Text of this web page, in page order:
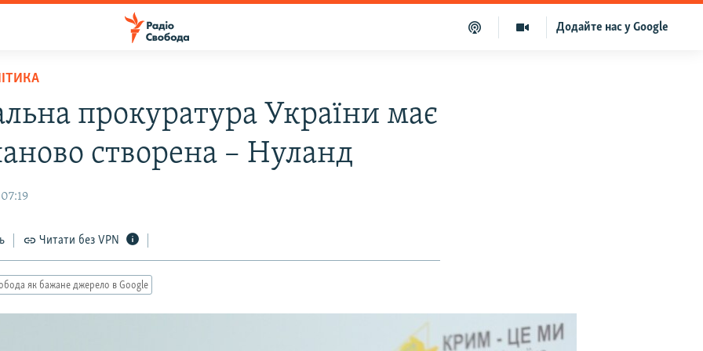
Додайте нас у Google
прокуратура України має
створена – Нуланд
Читати без VPN
як бажане джерело в Google